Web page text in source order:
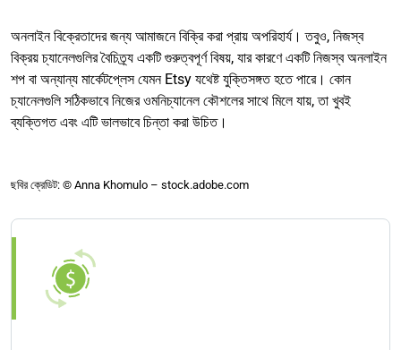
অনলাইন বিক্রেতাদের জন্য আমাজনে বিক্রি করা প্রায় অপরিহার্য। তবুও, নিজস্ব
বিক্রয় চ্যানেলগুলির বৈচিত্র্য একটি গুরুত্বপূর্ণ বিষয়, যার কারণে একটি নিজস্ব অনলাইন
শপ বা অন্যান্য মার্কেটপ্লেস যেমন Etsy যথেষ্ট যুক্তিসঙ্গত হতে পারে। কোন
চ্যানেলগুলি সঠিকভাবে নিজের ওমনিচ্যানেল কৌশলের সাথে মিলে যায়, তা খুবই
ব্যক্তিগত এবং এটি ভালভাবে চিন্তা করা উচিত।
ছবির ক্রেডিট: © Anna Khomulo – stock.adobe.com